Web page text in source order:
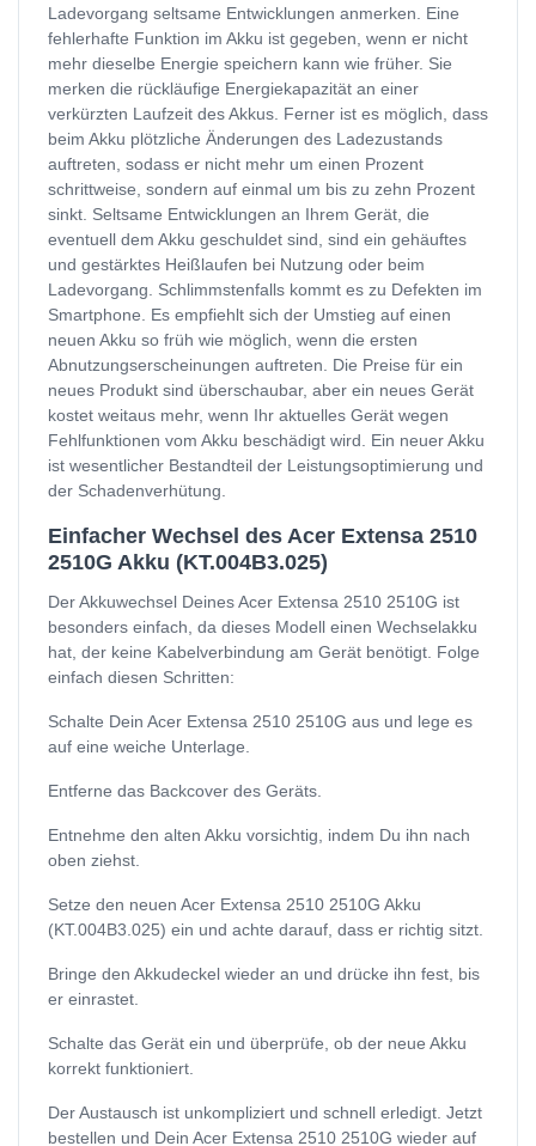
Ladevorgang seltsame Entwicklungen anmerken. Eine
fehlerhafte Funktion im Akku ist gegeben, wenn er nicht
mehr dieselbe Energie speichern kann wie früher. Sie
merken die rückläufige Energiekapazität an einer
verkürzten Laufzeit des Akkus. Ferner ist es möglich, dass
beim Akku plötzliche Änderungen des Ladezustands
auftreten, sodass er nicht mehr um einen Prozent
schrittweise, sondern auf einmal um bis zu zehn Prozent
sinkt. Seltsame Entwicklungen an Ihrem Gerät, die
eventuell dem Akku geschuldet sind, sind ein gehäuftes
und gestärktes Heißlaufen bei Nutzung oder beim
Ladevorgang. Schlimmstenfalls kommt es zu Defekten im
Smartphone. Es empfiehlt sich der Umstieg auf einen
neuen Akku so früh wie möglich, wenn die ersten
Abnutzungserscheinungen auftreten. Die Preise für ein
neues Produkt sind überschaubar, aber ein neues Gerät
kostet weitaus mehr, wenn Ihr aktuelles Gerät wegen
Fehlfunktionen vom Akku beschädigt wird. Ein neuer Akku
ist wesentlicher Bestandteil der Leistungsoptimierung und
der Schadenverhütung.
Einfacher Wechsel des Acer Extensa 2510
2510G Akku (KT.004B3.025)
Der Akkuwechsel Deines Acer Extensa 2510 2510G ist
besonders einfach, da dieses Modell einen Wechselakku
hat, der keine Kabelverbindung am Gerät benötigt. Folge
einfach diesen Schritten:
Schalte Dein Acer Extensa 2510 2510G aus und lege es
auf eine weiche Unterlage.
Entferne das Backcover des Geräts.
Entnehme den alten Akku vorsichtig, indem Du ihn nach
oben ziehst.
Setze den neuen Acer Extensa 2510 2510G Akku
(KT.004B3.025) ein und achte darauf, dass er richtig sitzt.
Bringe den Akkudeckel wieder an und drücke ihn fest, bis
er einrastet.
Schalte das Gerät ein und überprüfe, ob der neue Akku
korrekt funktioniert.
Der Austausch ist unkompliziert und schnell erledigt. Jetzt
bestellen und Dein Acer Extensa 2510 2510G wieder auf